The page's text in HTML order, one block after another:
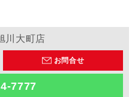
川大町店
お問合せ
7777